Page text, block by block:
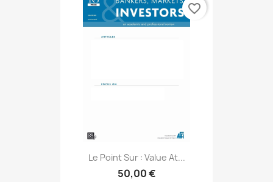
Le Point Sur : Value At...
50,00 €
favorite_border